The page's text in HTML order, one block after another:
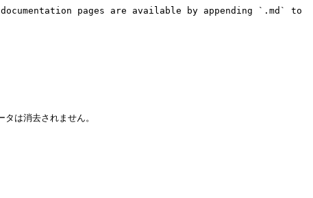
pages are available by appending `.md` to
は消去されません。